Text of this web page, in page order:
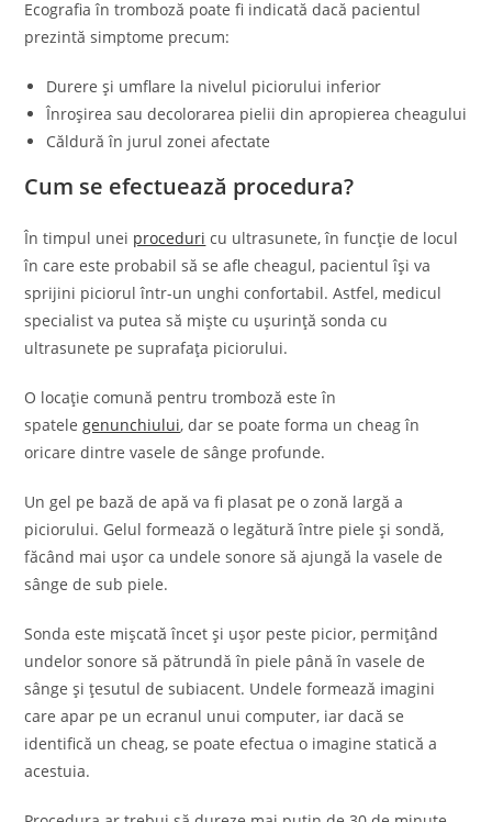
Ecografia în tromboză poate fi indicată dacă pacientul
prezintă simptome precum:
Durere și umflare la nivelul piciorului inferior
Înroșirea sau decolorarea pielii din apropierea cheagului
Căldură în jurul zonei afectate
Cum se efectuează procedura?
În timpul unei proceduri cu ultrasunete, în funcție de locul
în care este probabil să se afle cheagul, pacientul își va
sprijini piciorul într-un unghi confortabil. Astfel, medicul
specialist va putea să miște cu ușurință sonda cu
ultrasunete pe suprafața piciorului.
O locație comună pentru tromboză este în
spatelegenunchiului, dar se poate forma un cheag în
oricare dintre vasele de sânge profunde.
Un gel pe bază de apă va fi plasat pe o zonă largă a
piciorului. Gelul formează o legătură între piele și sondă,
făcând mai ușor ca undele sonore să ajungă la vasele de
sânge de sub piele.
Sonda este mișcată încet și ușor peste picior, permițând
undelor sonore să pătrundă în piele până în vasele de
sânge și țesutul de subiacent. Undele formează imagini
care apar pe un ecranul unui computer, iar dacă se
identifică un cheag, se poate efectua o imagine statică a
acestuia.